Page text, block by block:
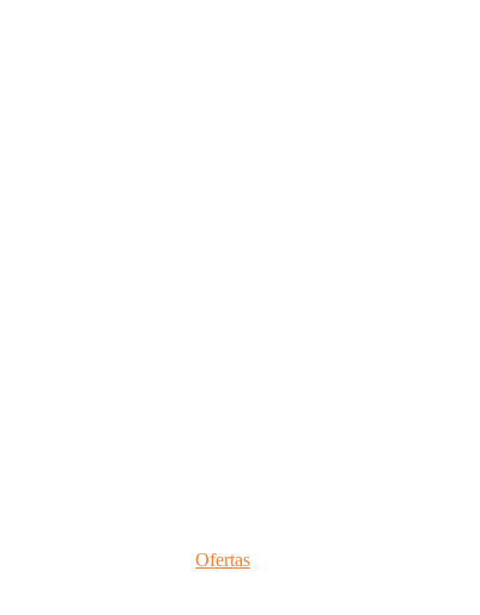
Ofertas